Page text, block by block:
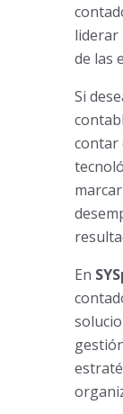
liderar
de las
Si
contar
En